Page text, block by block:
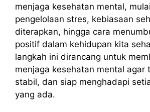
menjaga kesehatan mental,
pengelolaan stres, kebiasaan
diterapkan, hingga cara
positif dalam kehidupan kita
langkah ini dirancang untuk
menjaga kesehatan mental agar
stabil, dan siap menghadapi
yang ada.